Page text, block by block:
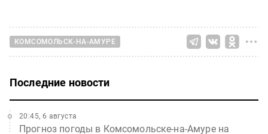
КОМСОМОЛЬСК-НА-АМУРЕ
Последние новости
Прогноз погоды в Комсомольске-на-Амуре на
20:45, 6 августа